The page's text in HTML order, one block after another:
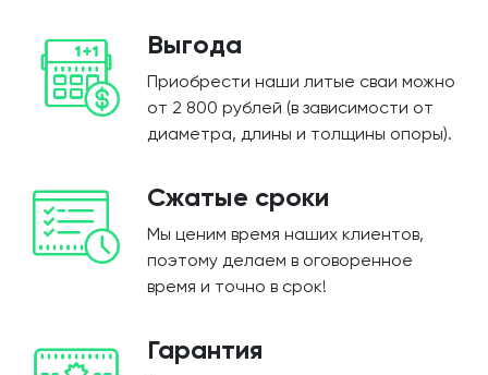
Выгода
Приобрести наши литые сваи можно
от 2 800 рублей (в зависимости от
диаметра, длины и толщины опоры).
Сжатые сроки
Мы ценим время наших клиентов,
поэтому делаем в оговоренное
время и точно в срок!
Гарантия